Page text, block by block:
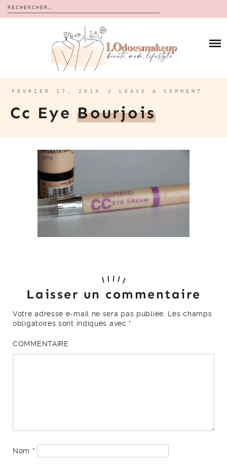
Rechercher :
CALENDRIERS DE L’AVENT
BON PLAN
À PROPOS
CONTACT
FÉVRIER 17, 2014 / LEAVE A COMMENT
Cc EyeBourjois
Laisser un commentaire
Votre adresse e-mail ne sera pas publiée.
Les champs
obligatoires sont indiqués avec *
COMMENTAIRE
Nom *